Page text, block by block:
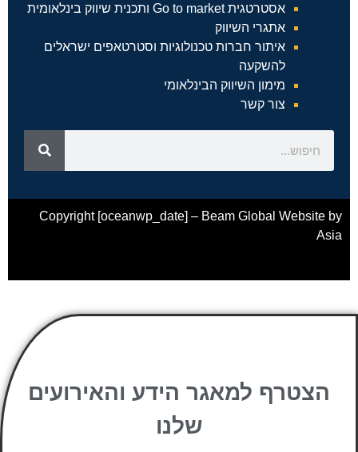
אסטרטגית Go to market ותכנית שיווק בינלאומית
אתגרי השיווק
איתור חברות טכנולוגיות וסטרטאפים ישראלים
להשקעה
מימון השיווק הבינלאומי
צור קשר
Copyright [oceanwp_date] – Beam Global Website by
Asia
הצטרף למאגר הידע והאירועים
שלנו